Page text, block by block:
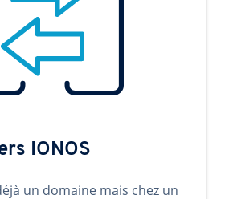
IONOS
un domaine mais chez un